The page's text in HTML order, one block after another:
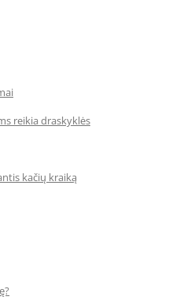
reikia draskyklės
kačių kraiką